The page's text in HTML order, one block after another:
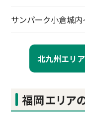
北九州エリ
サンパーク小倉城内
福岡エリア